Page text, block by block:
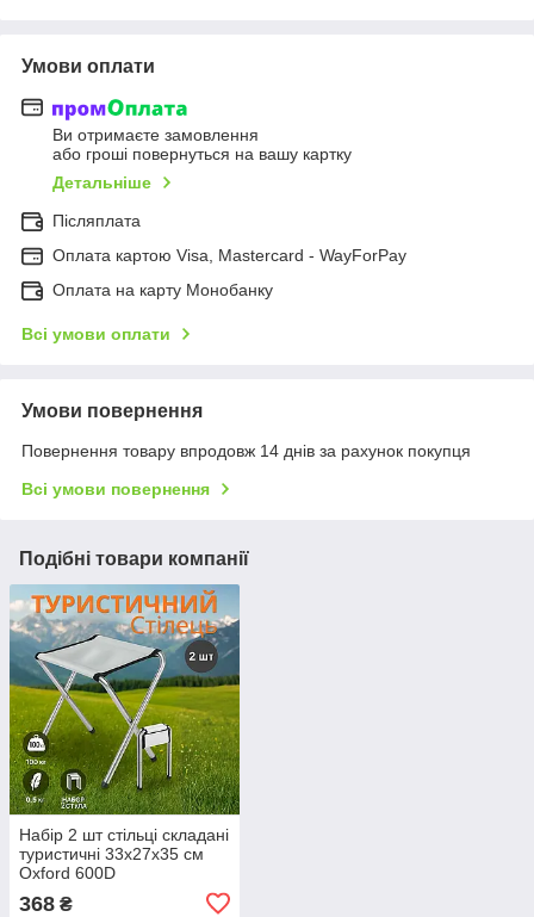
Умови оплати
Ви отримаєте замовлення
або гроші повернуться на вашу картку
Детальніше
Післяплата
Оплата картою Visa, Mastercard - WayForPay
Оплата на карту Монобанку
Всі умови оплати
Умови повернення
Повернення товару впродовж 14 днів за рахунок покупця
Всі умови повернення
Подібні товари компанії
Набір 2 шт стільці складані
туристичні 33x27x35 см
Oxford 600D
368 ₴